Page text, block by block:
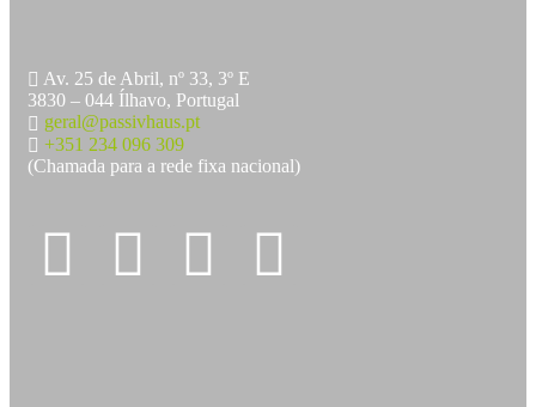
Av. 25 de Abril, nº 33, 3º E
3830 – 044 Ílhavo, Portugal
geral@passivhaus.pt
+351 234 096 309
(Chamada para a rede fixa nacional)